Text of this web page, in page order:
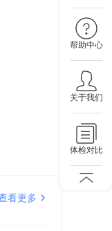
看更多
帮助中心
关于我们
体检对比